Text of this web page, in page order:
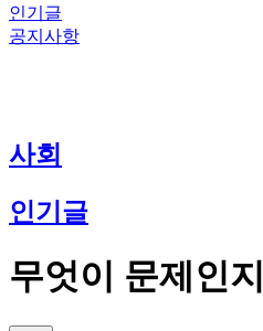
인기글
공지사항
사회
인기글
무엇이 문제인지